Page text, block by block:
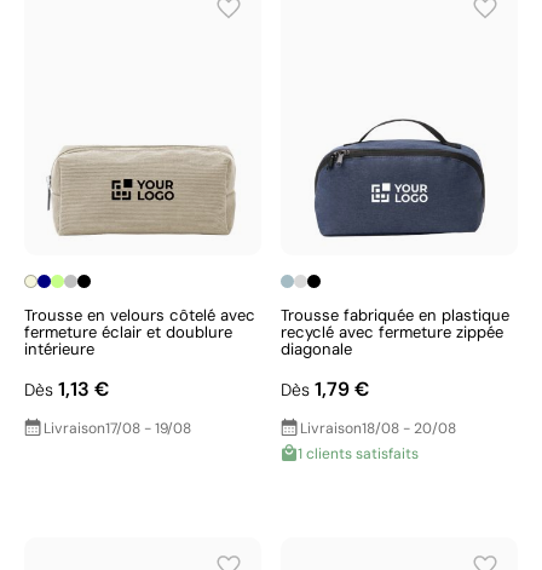
Trousse en velours côtelé avec
fermeture éclair et doublure
intérieure
Dès 1,13 €
Livraison17/08 - 19/08
Trousse fabriquée en plastique
recyclé avec fermeture zippée
diagonale
Dès 1,79 €
Livraison18/08 - 20/08
1 clients satisfaits